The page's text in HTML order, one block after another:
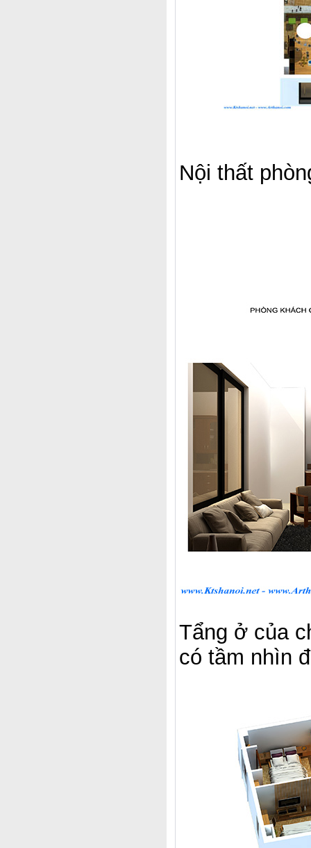
Nội thất
Tẩng ở của
có tầm nhìn